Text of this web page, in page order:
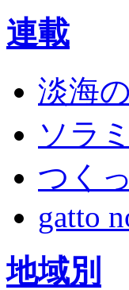
連載
淡海
ソラ
つく
gatto
地域別